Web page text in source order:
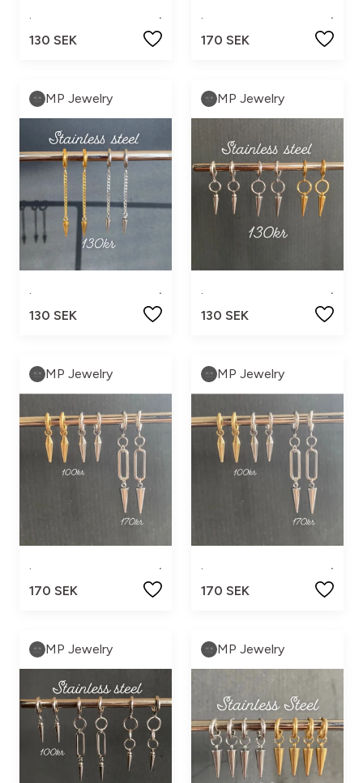
.
.
130 SEK
.
.
170 SEK
MP Jewelry
.
.
130 SEK
MP Jewelry
.
.
130 SEK
MP Jewelry
.
.
170 SEK
MP Jewelry
.
.
170 SEK
MP Jewelry MP Jewelry